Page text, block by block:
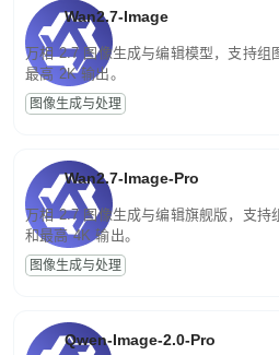
Wan2.7-Image
万相 2.7 图像生成与编辑模型，支持组
最高 2K 输出。
图像生成与处理
Wan2.7-Image-Pro
万相 2.7 图像生成与编辑旗舰版，支持
和最高 4K 输出。
图像生成与处理
Qwen-Image-2.0-Pro